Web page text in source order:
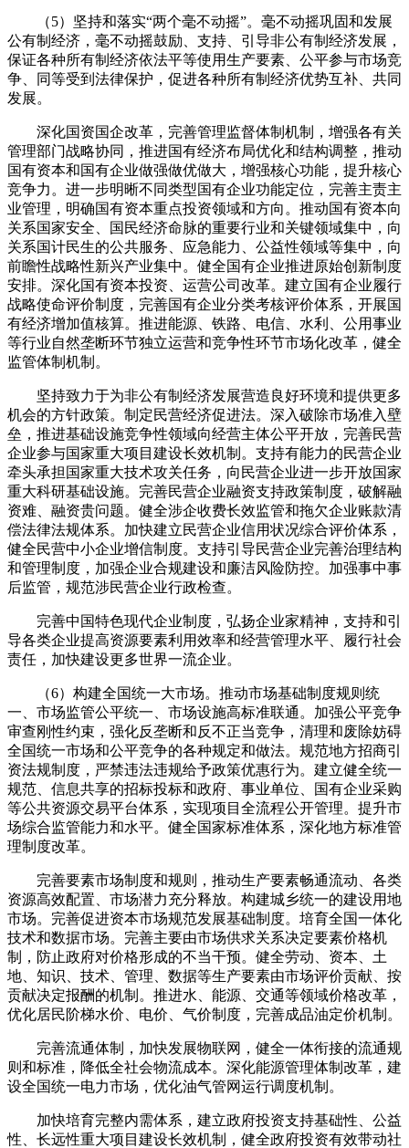
（5）坚持和落实“两个毫不动摇”。毫不动摇巩固和发展
公有制经济，毫不动摇鼓励、支持、引导非公有制经济发展，
保证各种所有制经济依法平等使用生产要素、公平参与市场竞
争、同等受到法律保护，促进各种所有制经济优势互补、共同
发展。
深化国资国企改革，完善管理监督体制机制，增强各有关
管理部门战略协同，推进国有经济布局优化和结构调整，推动
国有资本和国有企业做强做优做大，增强核心功能，提升核心
竞争力。进一步明晰不同类型国有企业功能定位，完善主责主
业管理，明确国有资本重点投资领域和方向。推动国有资本向
关系国家安全、国民经济命脉的重要行业和关键领域集中，向
关系国计民生的公共服务、应急能力、公益性领域等集中，向
前瞻性战略性新兴产业集中。健全国有企业推进原始创新制度
安排。深化国有资本投资、运营公司改革。建立国有企业履行
战略使命评价制度，完善国有企业分类考核评价体系，开展国
有经济增加值核算。推进能源、铁路、电信、水利、公用事业
等行业自然垄断环节独立运营和竞争性环节市场化改革，健全
监管体制机制。
坚持致力于为非公有制经济发展营造良好环境和提供更多
机会的方针政策。制定民营经济促进法。深入破除市场准入壁
垒，推进基础设施竞争性领域向经营主体公平开放，完善民营
企业参与国家重大项目建设长效机制。支持有能力的民营企业
牵头承担国家重大技术攻关任务，向民营企业进一步开放国家
重大科研基础设施。完善民营企业融资支持政策制度，破解融
资难、融资贵问题。健全涉企收费长效监管和拖欠企业账款清
偿法律法规体系。加快建立民营企业信用状况综合评价体系，
健全民营中小企业增信制度。支持引导民营企业完善治理结构
和管理制度，加强企业合规建设和廉洁风险防控。加强事中事
后监管，规范涉民营企业行政检查。
完善中国特色现代企业制度，弘扬企业家精神，支持和引
导各类企业提高资源要素利用效率和经营管理水平、履行社会
责任，加快建设更多世界一流企业。
（6）构建全国统一大市场。推动市场基础制度规则统
一、市场监管公平统一、市场设施高标准联通。加强公平竞争
审查刚性约束，强化反垄断和反不正当竞争，清理和废除妨碍
全国统一市场和公平竞争的各种规定和做法。规范地方招商引
资法规制度，严禁违法违规给予政策优惠行为。建立健全统一
规范、信息共享的招标投标和政府、事业单位、国有企业采购
等公共资源交易平台体系，实现项目全流程公开管理。提升市
场综合监管能力和水平。健全国家标准体系，深化地方标准管
理制度改革。
完善要素市场制度和规则，推动生产要素畅通流动、各类
资源高效配置、市场潜力充分释放。构建城乡统一的建设用地
市场。完善促进资本市场规范发展基础制度。培育全国一体化
技术和数据市场。完善主要由市场供求关系决定要素价格机
制，防止政府对价格形成的不当干预。健全劳动、资本、土
地、知识、技术、管理、数据等生产要素由市场评价贡献、按
贡献决定报酬的机制。推进水、能源、交通等领域价格改革，
优化居民阶梯水价、电价、气价制度，完善成品油定价机制。
完善流通体制，加快发展物联网，健全一体衔接的流通规
则和标准，降低全社会物流成本。深化能源管理体制改革，建
设全国统一电力市场，优化油气管网运行调度机制。
加快培育完整内需体系，建立政府投资支持基础性、公益
性、长远性重大项目建设长效机制，健全政府投资有效带动社